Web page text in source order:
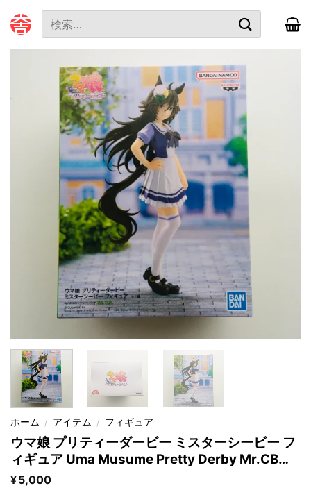
文
ッ
対
ホーム / アイテム / フィギュア
ウマ娘 プリティーダービー ミスターシービー フ
ィギュア Uma Musume Pretty Derby Mr.CB
Figure
¥5,000